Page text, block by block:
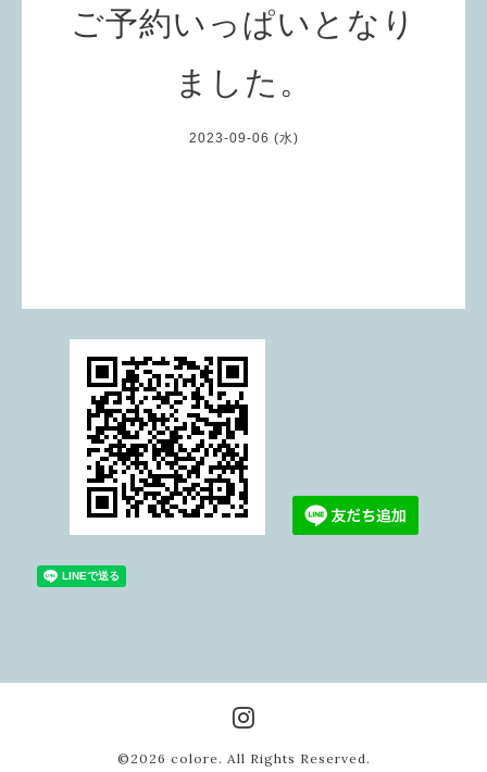
ご予約いっぱいとなり
ました。
2023-09-06 (水)
©2026 colore. All Rights Reserved.